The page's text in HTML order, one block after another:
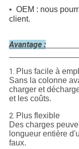
• OEM : nous
client.
Avantage :
1. Plus facile à
Sans la colonne
charger et
et les coûts.
2. Plus flexible
Des charges
longueur entière
faux.